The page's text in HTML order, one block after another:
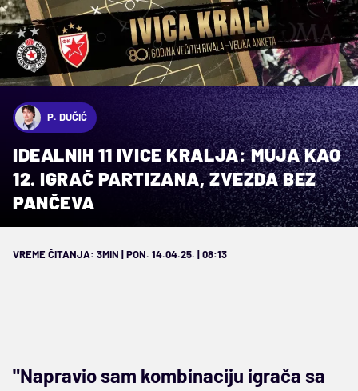
P. DUČIĆ
IDEALNIH 11 IVICE KRALJA: MUJA KAO
12. IGRAČ PARTIZANA, ZVEZDA BEZ
PANČEVA
VREME ČITANJA: 3MIN | PON. 14.04.25. | 08:13
"Napravio sam kombinaciju igrača sa